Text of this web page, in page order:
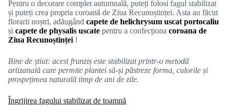
Pentru o decorare complet autumnală, puteți folosi fagul stabilizat
și puteți crea propria coroană de Ziua Recunoștinței. Asta au făcut
florarii noștri, adăugând capete de helichrysum uscat portocaliu
și capete de physalis uscate pentru a confecționa coroana de
Ziua Recunoștinței !
Bine de știut: acest frunziș este stabilizat printr-o metodă
artizanală care permite plantei să-și păstreze forma, culorile și
prospețimea naturală timp de ani de zile.
Îngrijirea fagului stabilizat de toamnă